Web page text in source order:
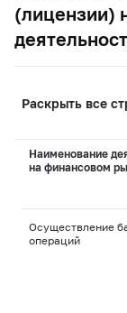
(лицензии)
Раскрыть все
Наименование
на финансовом
Осуществление
операций